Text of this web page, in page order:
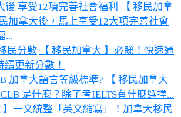
【 移民加拿
加拿大後，馬上享受12大項完善社會
...
【 移民加拿大 】必睇！快速通
續更新分數！
【 移民加拿大
是什麼？除了考IELTS有什麼選擇...
】一文統整「英文縮寫」！加拿大移民